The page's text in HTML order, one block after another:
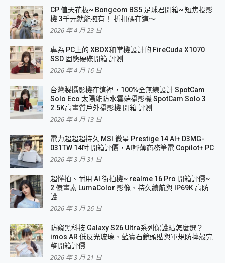
CP 值天花板~ Bongcom BS5 足球君開箱~ 短焦投影
機 3千元就能擁有！ 折扣碼在這～
2026 年 4 月 23 日
專為 PC上的 XBOX和掌機設計的 FireCuda X1070
SSD 固態硬碟開箱 評測
2026 年 4 月 16 日
台灣製攝影機在這裡，100%全無線設計 SpotCam
Solo Eco 太陽能防水雲端攝影機 SpotCam Solo 3
2.5K高畫質戶外攝影機 開箱 評測
2026 年 4 月 13 日
電力超超超持久 MSI 微星 Prestige 14 AI+ D3MG-
031TW 14吋 開箱評價，AI輕薄商務筆電 Copilot+ PC
2026 年 3 月 31 日
超懂拍、耐用 AI 街拍機~ realme 16 Pro 開箱評價~
2 億畫素 LumaColor 影像、持久續航與 IP69K 高防
護
2026 年 3 月 26 日
防窺黑科技 Galaxy S26 Ultra系列保護貼怎麼選？
imos AR 低反光玻璃、藍寶石鏡頭貼與軍規防摔殼完
整開箱評價
2026 年 3 月 21 日